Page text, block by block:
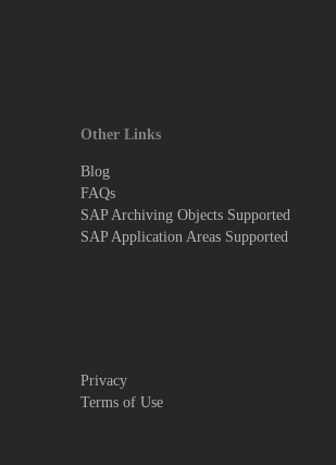
Other Links
Blog
FAQs
SAP Archiving Objects Supported
SAP Application Areas Supported
Privacy
Terms of Use